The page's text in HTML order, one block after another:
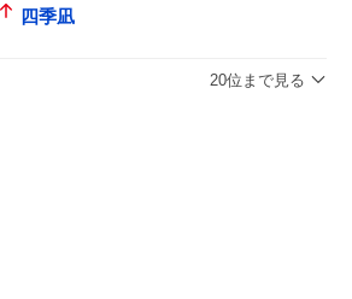
四季凪
20位まで見る